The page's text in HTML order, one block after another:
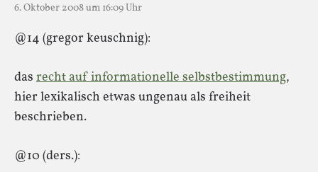
6. Oktober 2008 um 16:09 Uhr
@14 (gregor keuschnig):
das recht auf informationelle selbstbestimmung,
hier lexikalisch etwas ungenau als freiheit
beschrieben.
@10 (ders.):